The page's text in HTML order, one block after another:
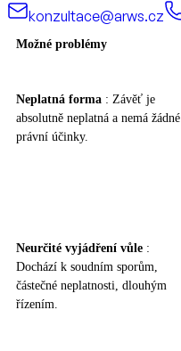
konzultace@arws.cz
Možné problémy
Neplatná forma : Závěť je
absolutně neplatná a nemá žádné
právní účinky.
Neurčité vyjádření vůle :
Dochází k soudním sporům,
částečné neplatnosti, dlouhým
řízením.